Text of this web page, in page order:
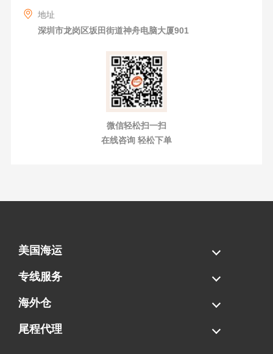
地址
深圳市龙岗区坂田街道神舟电脑大厦901
微信轻松扫一扫
在线咨询 轻松下单
美国海运
海运拼柜
海运整柜
美国海卡
加拿大海运
专线服务
FBA专线直送
超大件专线
AWD专线
电池专线
海外仓
一件代发
FBA中转
贴标换标
拆柜/存储
尾程代理